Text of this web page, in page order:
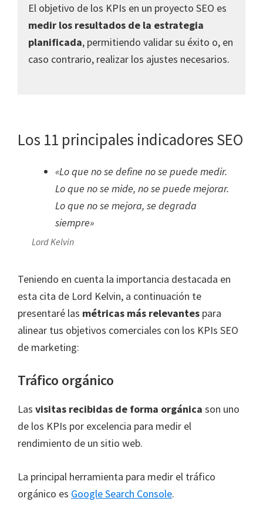
El objetivo de los KPIs en un proyecto SEO es
medir los resultados de la estrategia
planificada, permitiendo validar su éxito o, en
caso contrario, realizar los ajustes necesarios.
Los 11 principales indicadores SEO
«Lo que no se define no se puede medir.
Lo que no se mide, no se puede mejorar.
Lo que no se mejora, se degrada
siempre»
Lord Kelvin
Teniendo en cuenta la importancia destacada en
esta cita de Lord Kelvin, a continuación te
presentaré las métricas más relevantes para
alinear tus objetivos comerciales con los KPIs SEO
de marketing:
Tráfico orgánico
Las visitas recibidas de forma orgánica son uno
de los KPIs por excelencia para medir el
rendimiento de un sitio web.
La principal herramienta para medir el tráfico
orgánico es Google Search Console.